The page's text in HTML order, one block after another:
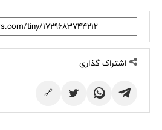
اشتراک گذاری
🔗